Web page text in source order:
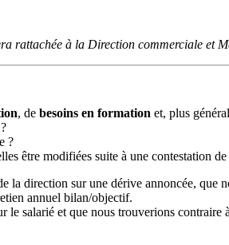
rattachée à la Direction commerciale et
, de besoins en formation et, plus
?
être modifiées suite à une contestation
la direction sur une dérive annoncée, que
annuel bilan/objectif.
salarié et que nous trouverions contraire